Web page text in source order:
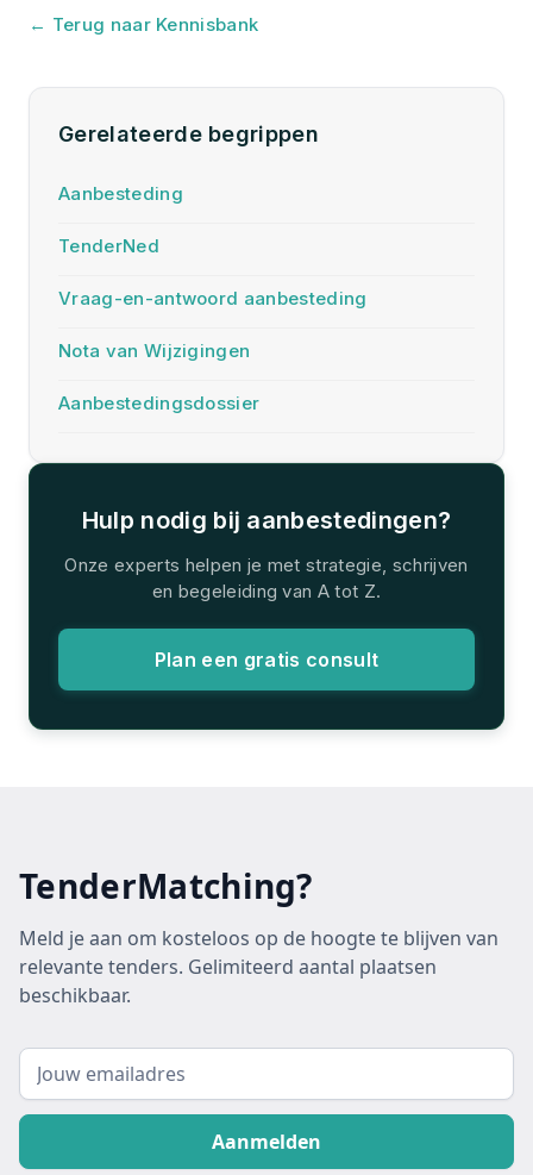
← Terug naar Kennisbank
Gerelateerde begrippen
Aanbesteding
TenderNed
Vraag-en-antwoord aanbesteding
Nota van Wijzigingen
Aanbestedingsdossier
Hulp nodig bij aanbestedingen?
Onze experts helpen je met strategie, schrijven
en begeleiding van A tot Z.
Plan een gratis consult
TenderMatching?
Meld je aan om kosteloos op de hoogte te blijven van
relevante tenders. Gelimiteerd aantal plaatsen
beschikbaar.